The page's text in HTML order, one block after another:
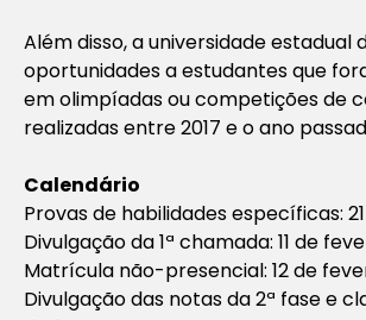
Além disso, a universidade estadual
oportunidades a estudantes que
em olimpíadas ou competições de
realizadas entre 2017 e o ano
Calendário
Provas de habilidades específicas:
Divulgação da 1ª chamada: 11 de
Matrícula não-presencial: 12 de
Divulgação das notas da 2ª fase e